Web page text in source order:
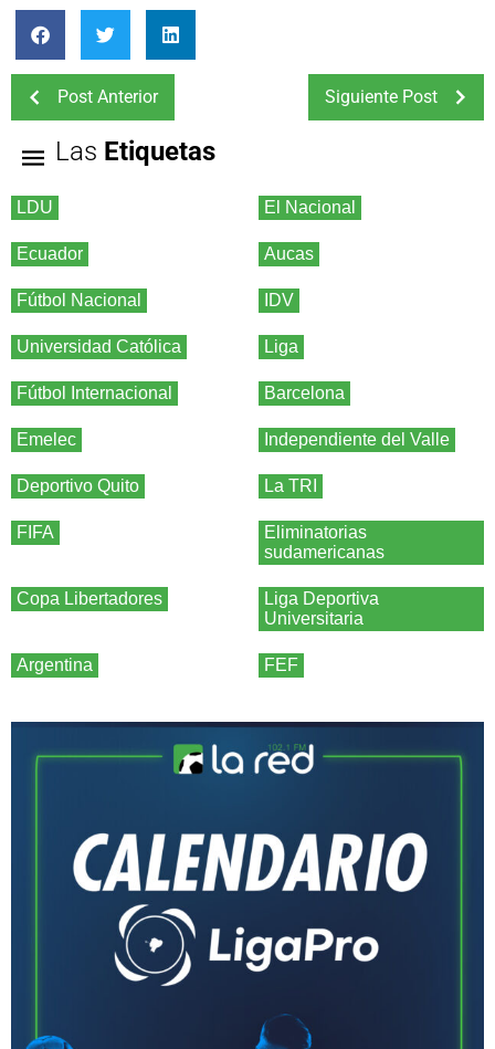
Post Anterior Siguiente Post
Las Etiquetas
LDU El Nacional
Ecuador Aucas
Fútbol Nacional IDV
Universidad Católica Liga
Fútbol Internacional Barcelona
Emelec Independiente del Valle
Deportivo Quito La TRI
FIFA
Eliminatorias
sudamericanas
Copa Libertadores
Liga Deportiva
Universitaria
Argentina FEF